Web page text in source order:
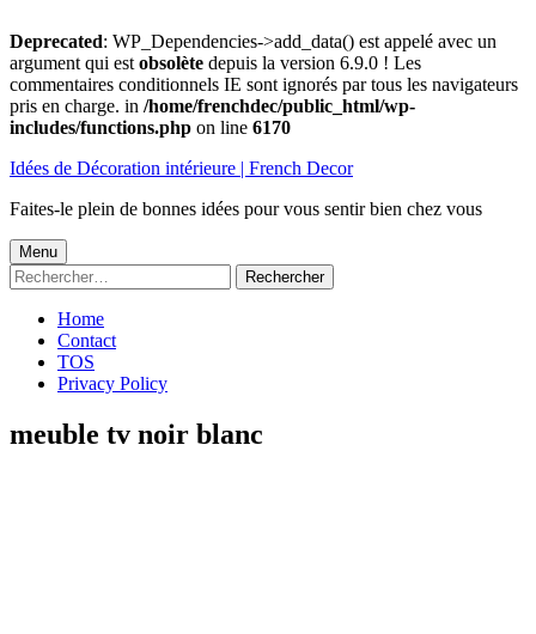
Deprecated: WP_Dependencies->add_data() est appelé avec un
argument qui est obsolète depuis la version 6.9.0 ! Les
commentaires conditionnels IE sont ignorés par tous les navigateurs
pris en charge. in /home/frenchdec/public_html/wp-
includes/functions.php on line 6170
au
Idées de Décoration intérieure | French Decor
Faites-le plein de bonnes idées pour vous sentir bien chez vous
Menu
principal
Menu
Rechercher :
Home
Contact
TOS
Privacy Policy
meuble tv noir blanc